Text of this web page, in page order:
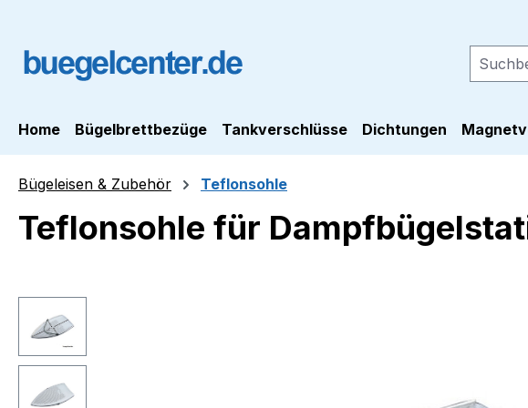
Home Bügelbrettbezüge Tankverschlüsse Dichtungen
Bügeleisen & Zubehör Teflonsohle
Teflonsohle für